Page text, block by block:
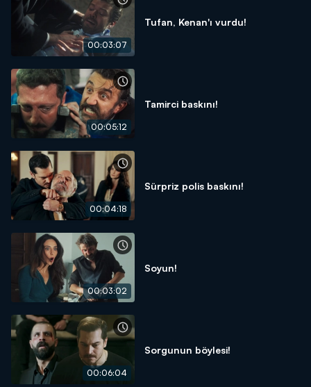
00:03:07
Tufan, Kenan'ı vurdu!
00:05:12
Tamirci baskını!
00:04:18
Sürpriz polis baskını!
00:03:02
Soyun!
00:06:04
Sorgunun böylesi!